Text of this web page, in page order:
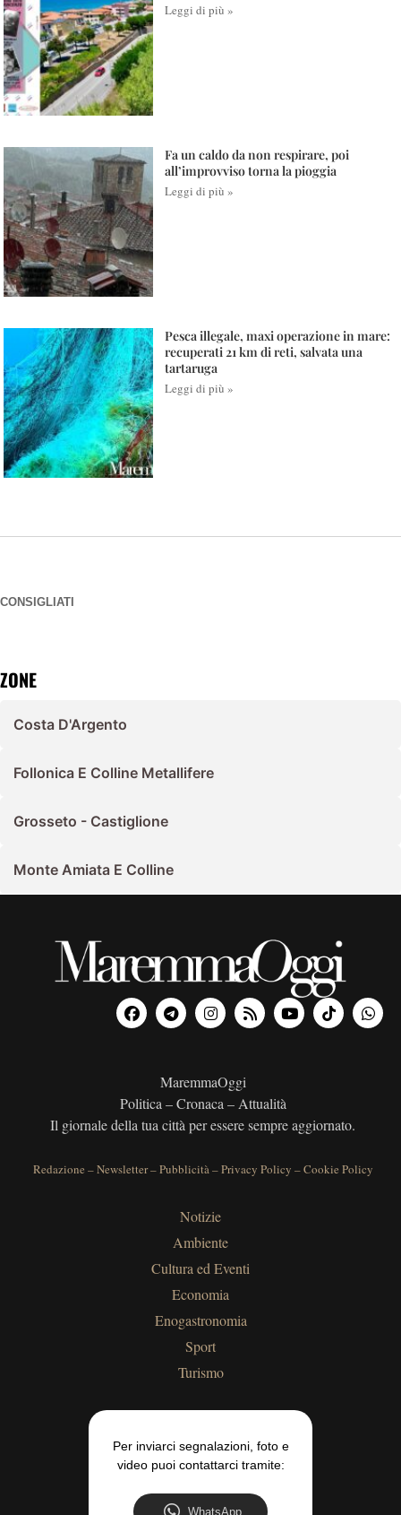
Leggi di più »
Fa un caldo da non respirare, poi
all’improvviso torna la pioggia
Leggi di più »
Pesca illegale, maxi operazione in mare:
recuperati 21 km di reti, salvata una
tartaruga
Leggi di più »
CONSIGLIATI
ZONE
Costa D'Argento
Follonica E Colline Metallifere
Grosseto - Castiglione
Monte Amiata E Colline
MaremmaOggi
Politica – Cronaca – Attualità
Il giornale della tua città per essere sempre aggiornato.
Redazione –Newsletter–Pubblicità–Privacy Policy –Cookie Policy
Notizie
Ambiente
Cultura ed Eventi
Economia
Enogastronomia
Sport
Turismo
Per inviarci segnalazioni, foto e
video puoi contattarci tramite:
WhatsApp